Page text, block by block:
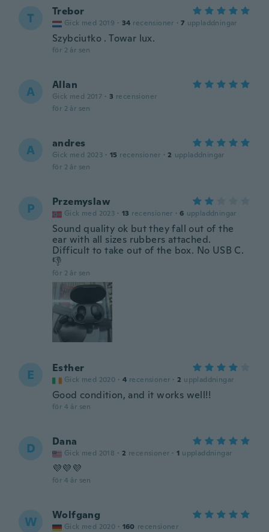
T Trebor
Gick med 2019 · 34 recensioner · 7 uppladdningar
Szybciutko . Towar lux.
för 2 år sen
A Allan
Gick med 2017 · 3 recensioner
för 2 år sen
A andres
Gick med 2023 · 15 recensioner · 2 uppladdningar
för 2 år sen
P Przemyslaw
Gick med 2023 · 13 recensioner · 6 uppladdningar
Sound quality ok but they fall out of the
ear with all sizes rubbers attached.
Difficult to take out of the box. No USB C.
👎
för 2 år sen
E Esther
Gick med 2020 · 4 recensioner · 2 uppladdningar
Good condition, and it works well!!
för 4 år sen
D Dana
Gick med 2018 · 2 recensioner · 1 uppladdningar
💜💜💜
för 4 år sen
W Wolfgang
Gick med 2020 · 160 recensioner